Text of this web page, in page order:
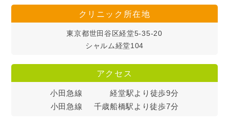
クリニック所在地
東京都世田谷区経堂5-35-20
シャルム経堂104
アクセス
小田急線
経堂駅より徒歩9分
小田急線
千歳船橋駅より徒歩7分